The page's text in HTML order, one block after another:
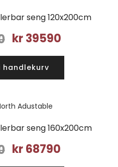
seng 120x200cm
Opprinnelig
var:
kr49490.
kr 39590Nåværende
kr39590.
handlekurv
seng 160x200cm
Opprinnelig
kr 68790Nåværende